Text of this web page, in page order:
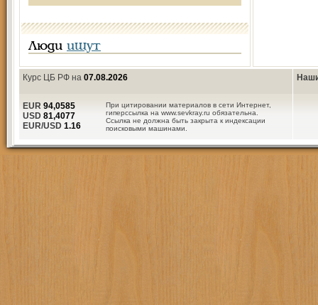
Люди ищут
Курс ЦБ РФ на 07.08.2026
При цитировании материалов в сети Интернет,
гиперссылка на www.sevkray.ru обязательна.
Ссылка не должна быть закрыта к индексации
поисковыми машинами.
EUR 94,0585
USD 81,4077
EUR/USD 1.16